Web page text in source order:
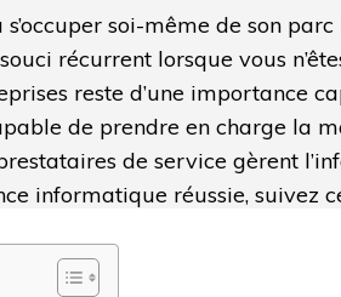
soi-même de son
récurrent lorsque vous
reste d’une importance
de prendre en charge la
de service gèrent
informatique réussie, suivez